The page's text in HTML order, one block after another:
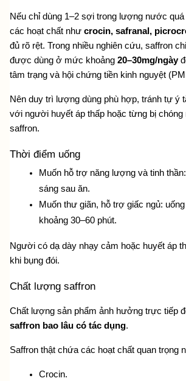
Nếu chỉ dùng 1–2 sợi trong lượng nước
các hoạt chất như crocin, safranal,
đủ rõ rệt. Trong nhiều nghiên cứu, saffron
được dùng ở mức khoảng 20–30mg/ngày
tâm trạng và hội chứng tiền kinh nguyệt
Nên duy trì lượng dùng phù hợp, tránh tự ý
với người huyết áp thấp hoặc từng bị chóng
saffron.
Thời điểm uống
Muốn hỗ trợ năng lượng và tinh
sáng sau ăn.
Muốn thư giãn, hỗ trợ giấc ngủ:
khoảng 30–60 phút.
Người có dạ dày nhạy cảm hoặc huyết áp
khi bụng đói.
Chất lượng saffron
Chất lượng sản phẩm ảnh hưởng trực tiếp
saffron bao lâu có tác dụng.
Saffron thật chứa các hoạt chất quan trọng
Crocin.